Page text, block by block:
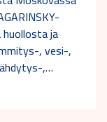
ja
, vesi-,
,…